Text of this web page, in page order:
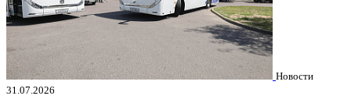
Новости
31.07.2026